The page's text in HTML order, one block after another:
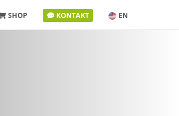
SHOP KONTAKT EN